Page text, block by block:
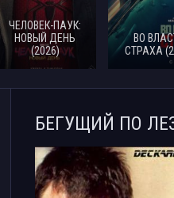
ЧЕЛОВЕК-ПАУК:
НОВЫЙ ДЕНЬ
(2026)
ВО
СТРАХА
БЕГУЩИЙ ПО